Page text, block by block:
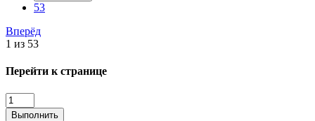
53
Вперёд
1 из 53
Перейти к странице
Выполнить